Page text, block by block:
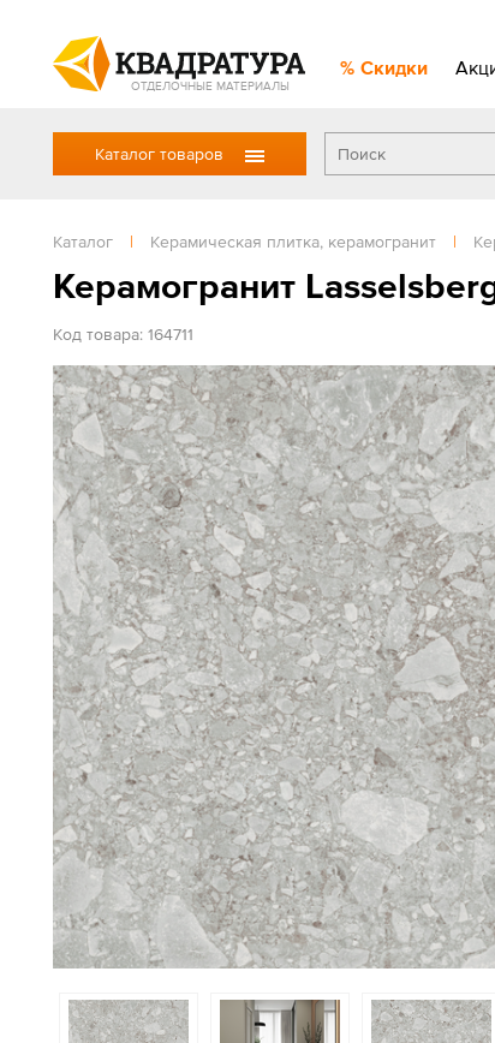
ОТДЕЛОЧНЫЕ МАТЕРИАЛЫ
Скидки
Каталог товаров
Каталог | Керамическая плитка, керамогранит |
Керамогранит
Код товара: 164711